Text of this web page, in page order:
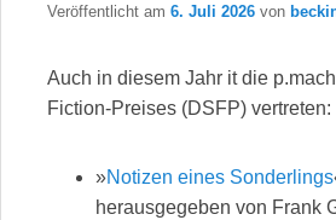
Veröffentlicht am 6. Juli 2026 von
Auch in diesem Jahr it die
Fiction-Preises (DSFP) vertreten:
»Notizen eines Sonderlings
herausgegeben von Frank